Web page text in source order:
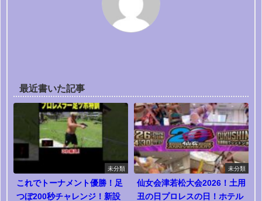
最近書いた記事
未分類
これでトーナメント優勝！足
つぼ200秒チャレンジ！新設
未分類
仙女会津若松大会2026！土用
丑の日プロレスの日！ホテル